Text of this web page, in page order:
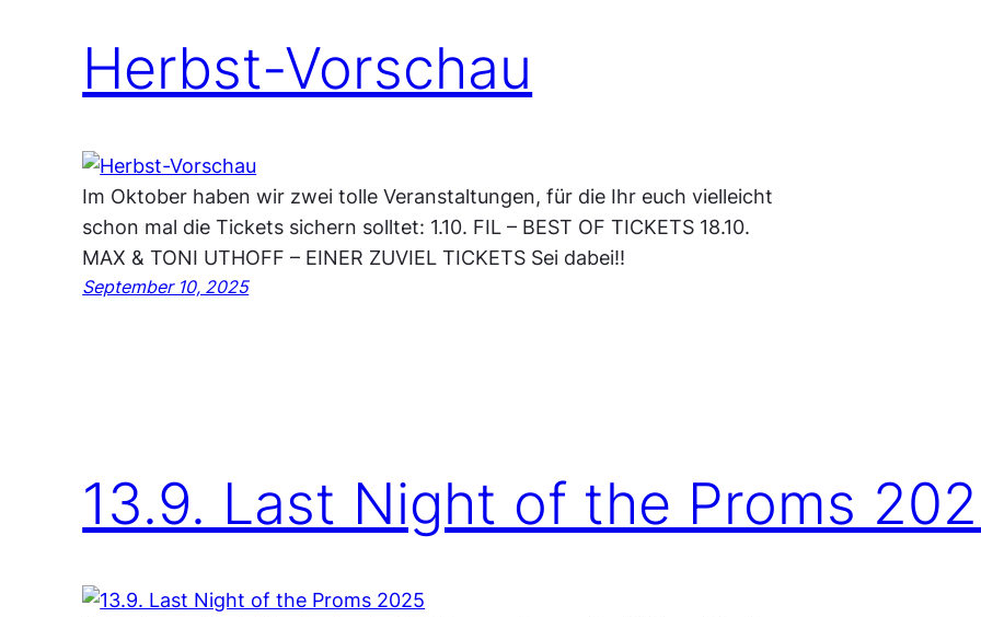
Herbst-Vorschau
Im Oktober haben wir zwei tolle Veranstaltungen, für die Ihr euch vielleicht
schon mal die Tickets sichern solltet: 1.10. FIL – BEST OF TICKETS 18.10.
MAX & TONI UTHOFF – EINER ZUVIEL TICKETS Sei dabei!!
September 10, 2025
13.9. Last Night of the Proms